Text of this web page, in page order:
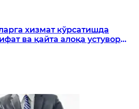
хизмат кўрсатишда
ва қайта алоқа устувор